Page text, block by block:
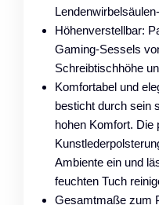
Höhenverstellbar:
Gaming-Sessels
Schreibtischhöhe
Komfortabel und
besticht durch sein
hohen Komfort. Die
Ambiente ein und
feuchten Tuch
Gesamtmaße zum